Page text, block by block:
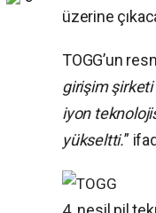
üzerine
TOGG’un
girişim şirketi
iyon
yükseltti.”